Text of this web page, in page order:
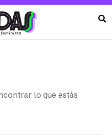
lo que estás